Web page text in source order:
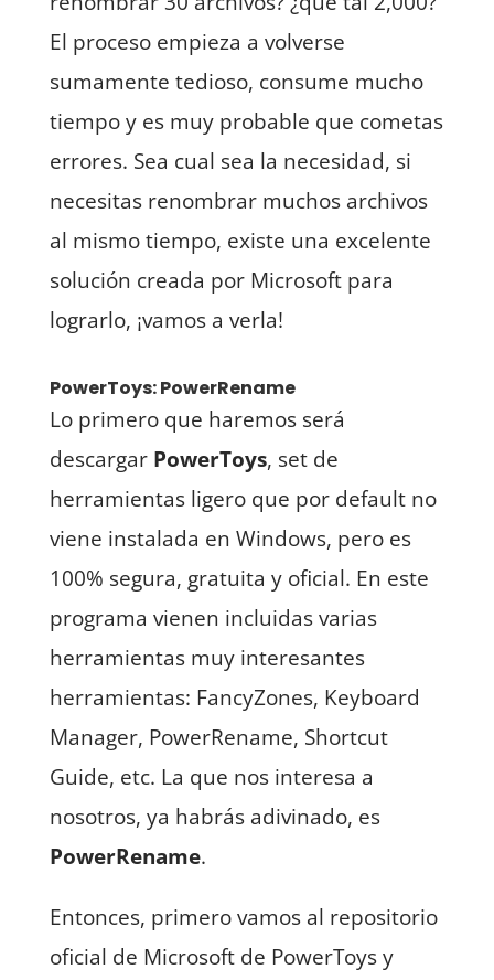
El proceso empieza a volverse
sumamente tedioso, consume mucho
tiempo y es muy probable que cometas
errores. Sea cual sea la necesidad, si
necesitas renombrar muchos archivos
al mismo tiempo, existe una excelente
solución creada por Microsoft para
lograrlo, ¡vamos a verla!
PowerToys: PowerRename
Lo primero que haremos será
descargar PowerToys, set de
herramientas ligero que por default no
viene instalada en Windows, pero es
100% segura, gratuita y oficial. En este
programa vienen incluidas varias
herramientas muy interesantes
herramientas: FancyZones, Keyboard
Manager, PowerRename, Shortcut
Guide, etc. La que nos interesa a
nosotros, ya habrás adivinado, es
PowerRename.
Entonces, primero vamos al repositorio
oficial de Microsoft de PowerToys y